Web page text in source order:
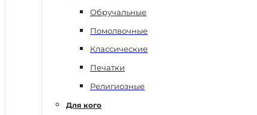
Обручальные
Помолвочные
Классические
Печатки
Религиозные
Для кого